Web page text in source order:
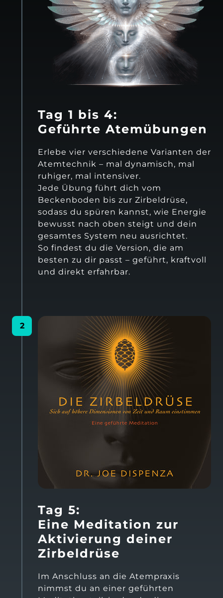
Tag 1 bis 4:
Geführte Atemübungen
Erlebe vier verschiedene Varianten der
Atemtechnik – mal dynamisch, mal
ruhiger, mal intensiver.
Jede Übung führt dich vom
Beckenboden bis zur Zirbeldrüse,
sodass du spüren kannst, wie Energie
bewusst nach oben steigt und dein
gesamtes System neu ausrichtet.
So findest du die Version, die am
besten zu dir passt – geführt, kraftvoll
und direkt erfahrbar.
2
Tag 5:
Eine Meditation zur
Aktivierung deiner
Zirbeldrüse
Im Anschluss an die Atempraxis
nimmst du an einer geführten